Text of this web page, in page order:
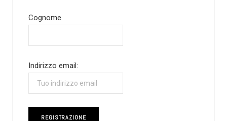
Cognome
Indirizzo email: